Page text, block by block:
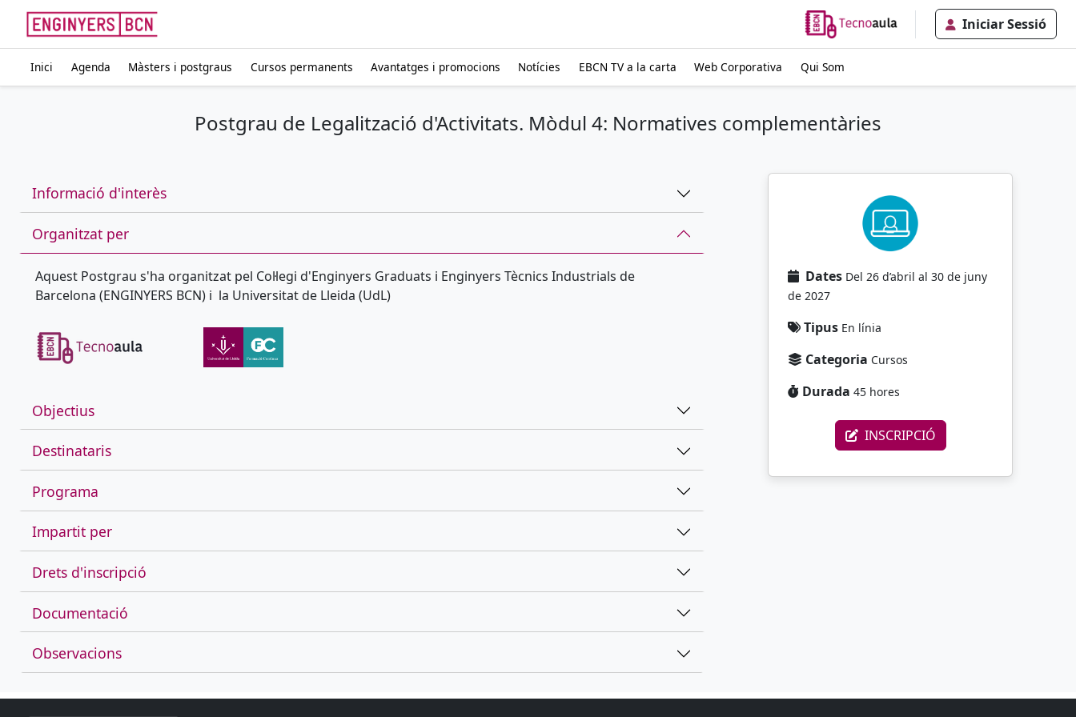
Iniciar Sessió
Inici Agenda Màsters i postgraus Cursos permanents Avantatges i promocions Notícies EBCN TV a la carta Web Corporativa Qui Som
Postgrau de Legalització d'Activitats. Mòdul 4: Normatives complementàries
Informació d'interès
Organitzat per
Aquest Postgrau s'ha organitzat pel Col·legi d'Enginyers Graduats i Enginyers Tècnics Industrials de
Barcelona (ENGINYERS BCN) i la Universitat de Lleida (UdL)
Objectius
Destinataris
Programa
Impartit per
Drets d'inscripció
Documentació
Observacions
Dates Del 26 d’abril al 30 de juny
de 2027
Tipus En línia
Categoria Cursos
Durada 45 hores
INSCRIPCIÓ